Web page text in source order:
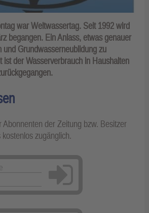
war Weltwassertag. Seit 1992 wird
begangen. Ein Anlass, etwas genauer
und Grundwasserneubildung zu
ist der Wasserverbrauch in Haushalten
Abonnenten der Zeitung bzw. Besitzer
zugänglich.
Anmelden